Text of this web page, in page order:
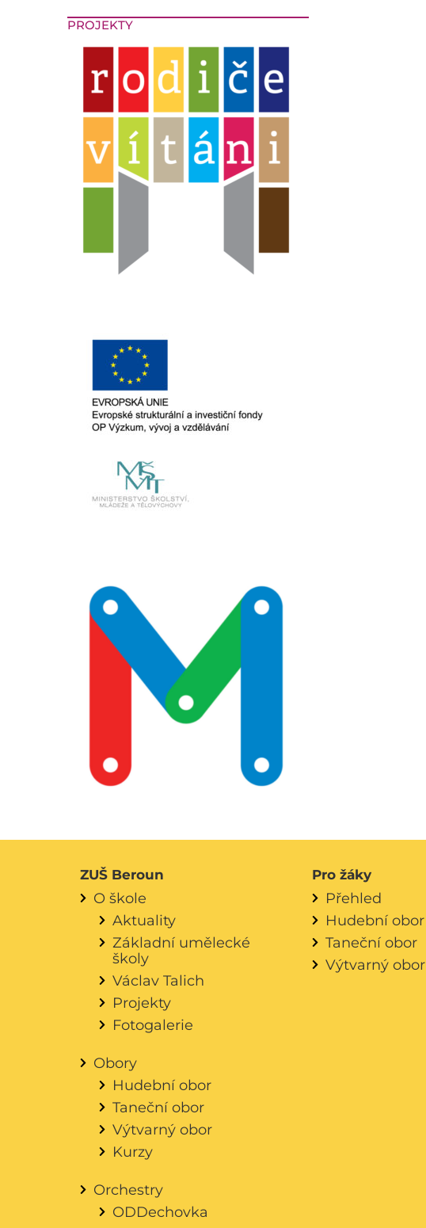
PROJEKTY
ZUŠ Beroun
O škole
Aktuality
Základní umělecké
školy
Václav Talich
Projekty
Fotogalerie
Obory
Hudební obor
Taneční obor
Výtvarný obor
Kurzy
Orchestry
ODDechovka
Pro žáky
Přehled
Hudební obor
Taneční obor
Výtvarný obor